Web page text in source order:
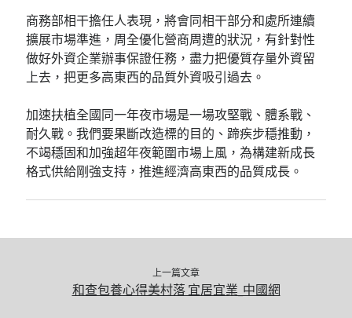
商務部相干擔任人表現，將會同相干部分和處所連續
擴展市場準進，周全優化營商周遭的狀況，有針對性
做好外資企業辦事保證任務，盡力把優質存量外資留
上去，把更多高東西的品質外資吸引過去。
加速扶植全國同一年夜市場是一場攻堅戰、體系戰、
耐久戰。我們要果斷改造標的目的、蹄疾步穩推動，
不竭穩固和加強超年夜範圍市場上風，為構建新成長
格式供給剛強支持，推進經濟高東西的品質成長。
上一篇文章
和查包養心得美村落 宜居宜業_中國網